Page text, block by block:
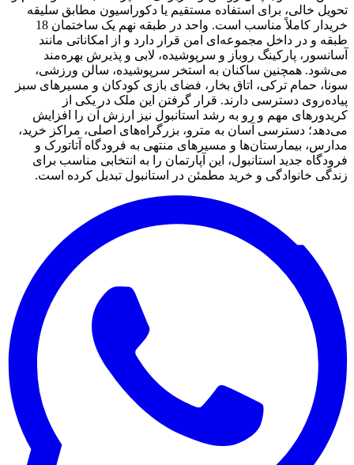
تحویل خالی، برای استفاده مستقیم یا دکوراسیون مطابق سلیقه
خریدار کاملاً مناسب است. واحد در طبقه نهم یک ساختمان 18
طبقه و در داخل مجموعه‌ای امن قرار دارد و از امکاناتی مانند
آسانسور، پارکینگ روباز و سرپوشیده، لابی و پذیرش بهره‌مند
می‌شود. همچنین ساکنان به استخر سرپوشیده، سالن ورزشی،
سونا، حمام ترکی، اتاق بخار، فضای بازی کودکان و مسیرهای سبز
پیاده‌روی دسترسی دارند. قرار گرفتن این ملک در یکی از
کریدورهای مهم و رو به رشد استانبول نیز ارزش آن را افزایش
می‌دهد؛ دسترسی آسان به مترو، بزرگراه‌های اصلی، مراکز خرید،
مدارس، بیمارستان‌ها و مسیرهای منتهی به فرودگاه آتاتورک و
فرودگاه جدید استانبول، این آپارتمان را به انتخابی مناسب برای
زندگی خانوادگی و خرید مطمئن در استانبول تبدیل کرده است.